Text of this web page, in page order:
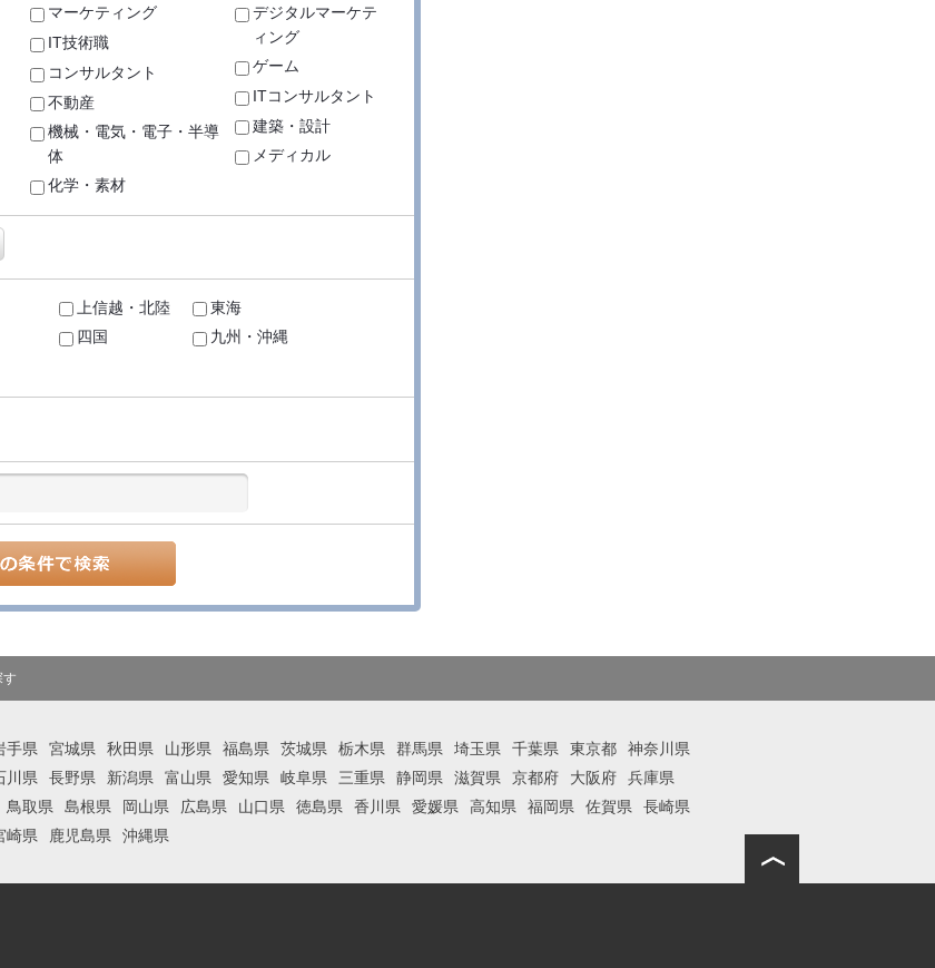
マーケティング
IT技術職
コンサルタント
不動産
機械・電気・電子・半導
体
化学・素材
デジタルマーケテ
ィング
ゲーム
ITコンサルタント
建築・設計
メディカル
上信越・北陸
東海
四国
九州・沖縄
す
手県 宮城県 秋田県 山形県 福島県 茨城県 栃木県 群馬県 埼玉県 千葉県 東京都
神奈川県
川県 長野県 新潟県 富山県 愛知県 岐阜県 三重県 静岡県 滋賀県 京都府 大阪府
兵庫県
鳥取県 島根県 岡山県 広島県 山口県 徳島県 香川県 愛媛県 高知県 福岡県 佐賀県
長崎県
崎県 鹿児島県 沖縄県